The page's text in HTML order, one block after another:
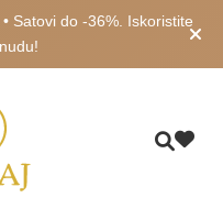
Satovi do -36%. Iskoristite